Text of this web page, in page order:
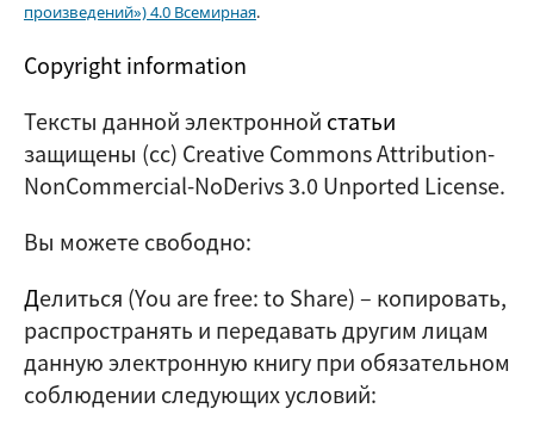
произведений») 4.0 Всемирная.
Copyright information
Тексты данной электронной статьи
защищены (cc) Creative Commons Attribution-
NonCommercial-NoDerivs 3.0 Unported License.
Вы можете свободно:
Делиться (You are free: to Share) – копировать,
распространять и передавать другим лицам
данную электронную книгу при обязательном
соблюдении следующих условий: